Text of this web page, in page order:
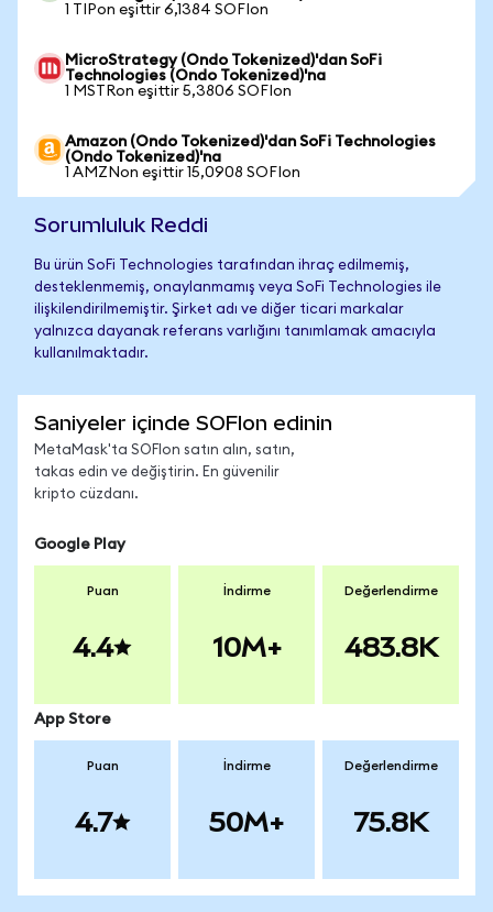
1 TIPon eşittir 6,1384 SOFIon
MicroStrategy (Ondo Tokenized)'dan SoFi
Technologies (Ondo Tokenized)'na
1 MSTRon eşittir 5,3806 SOFIon
Amazon (Ondo Tokenized)'dan SoFi Technologies
(Ondo Tokenized)'na
1 AMZNon eşittir 15,0908 SOFIon
Sorumluluk Reddi
Bu ürün SoFi Technologies tarafından ihraç edilmemiş,
desteklenmemiş, onaylanmamış veya SoFi Technologies ile
ilişkilendirilmemiştir. Şirket adı ve diğer ticari markalar
yalnızca dayanak referans varlığını tanımlamak amacıyla
kullanılmaktadır.
Saniyeler içinde SOFIon edinin
MetaMask'ta SOFIon satın alın, satın,
takas edin ve değiştirin. En güvenilir
kripto cüzdanı.
Google Play
Puan
4.4
İndirme
10M+
Değerlendirme
483.8K
App Store
Puan
4.7
İndirme
50M+
Değerlendirme
75.8K